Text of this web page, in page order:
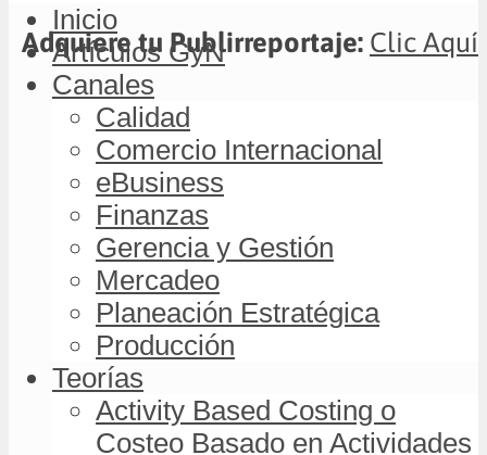
Adquiere tu Publirreportaje: Clic Aquí
Inicio
Artículos GyN
Canales
Calidad
Comercio Internacional
eBusiness
Finanzas
Gerencia y Gestión
Mercadeo
Planeación Estratégica
Producción
Teorías
Activity Based Costing o
Costeo Basado en Actividades